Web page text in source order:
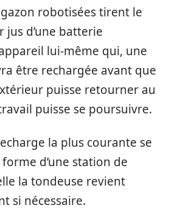
robotisées tirent le
jus d’une batterie
lui-même qui, une
être rechargée avant que
puisse retourner au
puisse se poursuivre.
la plus courante se
d’une station de
la tondeuse revient
si nécessaire.